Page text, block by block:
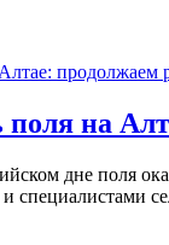
поля на
дне поля